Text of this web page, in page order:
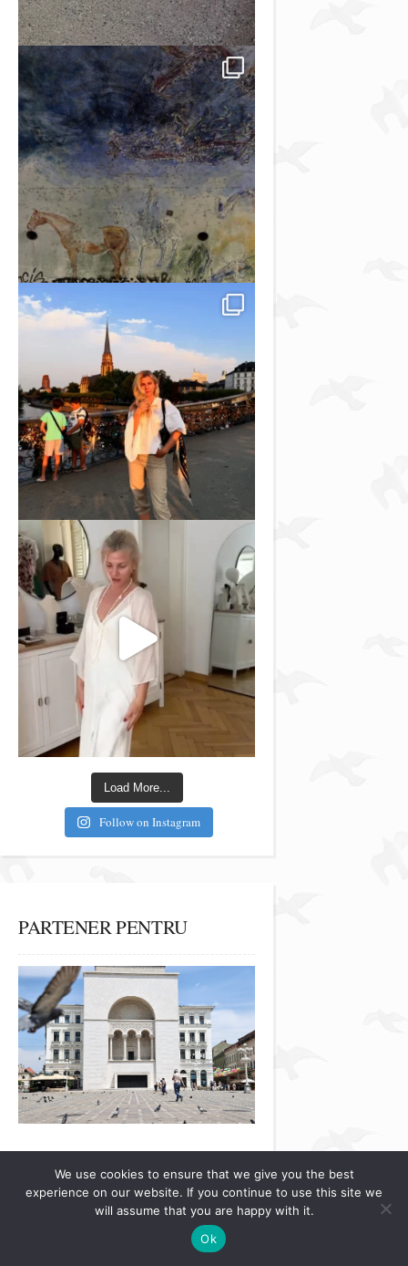
Load More...
Follow on Instagram
PARTENER PENTRU
PREFERINȚA
We use cookies to ensure that we give you the best
experience on our website. If you continue to use this site we
will assume that you are happy with it.
Ok